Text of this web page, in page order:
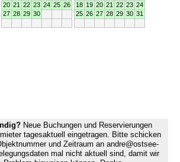
20 21 22 23 24 25 26
27 28 29 30
18 19 20 21 22 23 24
25 26 27 28 29 30 31
Neue Buchungen und Reservierungen
tagesaktuell eingetragen. Bitte schicken
und Zeitraum an andre@ostsee-
mal nicht aktuell sind, damit wir